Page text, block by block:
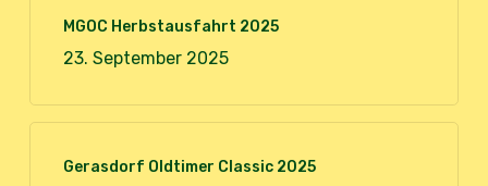
MGOC Herbstausfahrt 2025
23. September 2025
Gerasdorf Oldtimer Classic 2025